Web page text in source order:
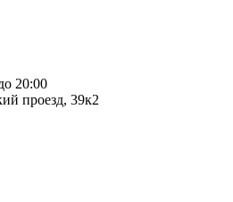
20:00
проезд, 39к2